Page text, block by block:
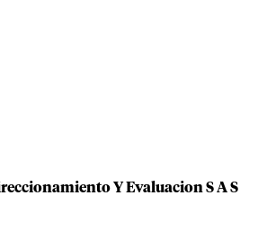
Y Evaluacion S A S